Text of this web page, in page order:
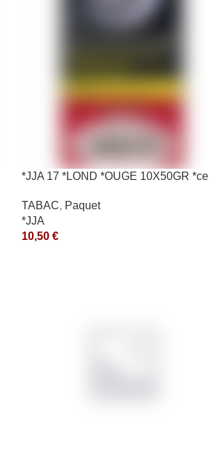
*JJA 17 *LOND *OUGE 10X50GR *ce
TABAC, Paquet
*JJA
10,50 €